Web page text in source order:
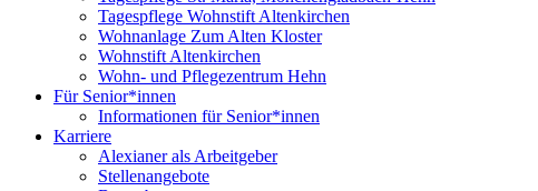
Tagespflege Wohnstift Altenkirchen
Wohnanlage Zum Alten Kloster
Wohnstift Altenkirchen
Wohn- und Pflegezentrum Hehn
Für Senior*innen
Informationen für Senior*innen
Karriere
Alexianer als Arbeitgeber
Stellenangebote